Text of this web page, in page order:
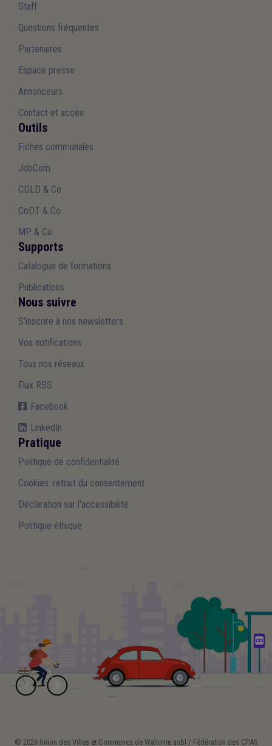
Staff
Questions fréquentes
Partenaires
Espace presse
Annonceurs
Contact et accès
Outils
Fiches communales
JobCom
CDLD & Co
CoDT & Co
MP & Co
Supports
Catalogue de formations
Publications
Nous suivre
S'inscrire à nos newsletters
Vos notifications
Tous nos réseaux
Flux RSS
Facebook
LinkedIn
Pratique
Politique de confidentialité
Cookies: retrait du consentement
Déclaration sur l'accessibilité
Politique éthique
© 2026 Union des Villes et Communes de Wallonie asbl / Fédération des CPAS